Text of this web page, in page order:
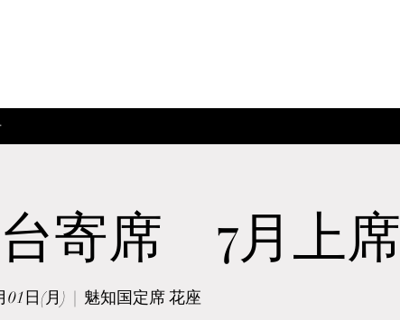
寄席 7月上席
01日(月) 魅知国定席 花座